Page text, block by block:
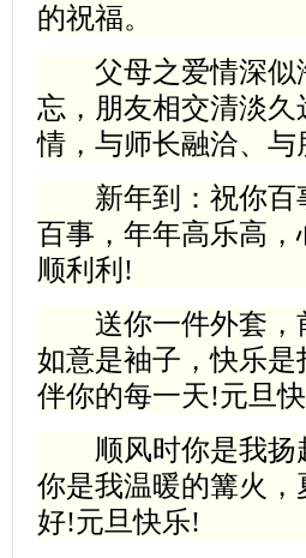
的祝福。
父母之爱情深似
忘，朋友相交清淡
情，与师长融洽、
新年到：祝你百
百事，年年高乐高
顺利利!
送你一件外套，
如意是袖子，快乐
伴你的每一天!元旦
顺风时你是我扬
你是我温暖的篝火
好!元旦快乐!